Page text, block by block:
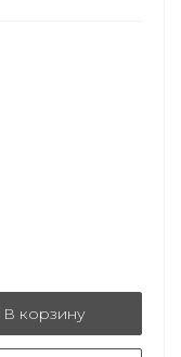
В корзину